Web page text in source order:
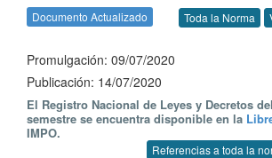
Documento Actualizado Toda la Norma
Promulgación: 09/07/2020
Publicación: 14/07/2020
El Registro Nacional de Leyes y Decretos
semestre se encuentra disponible en la
IMPO.
Referencias a toda la